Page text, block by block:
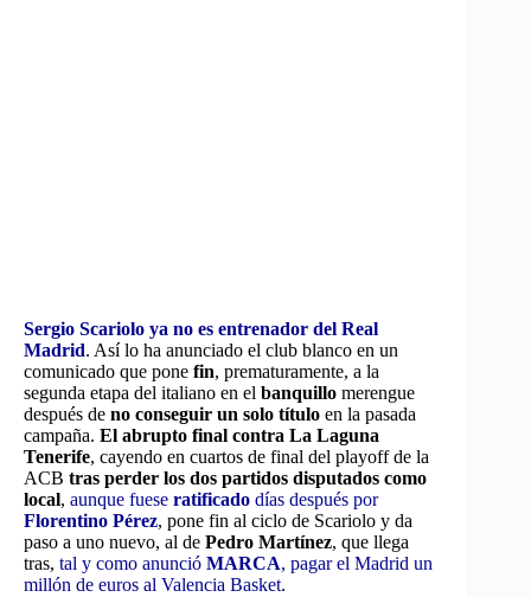
Sergio Scariolo ya no es entrenador del Real
Madrid. Así lo ha anunciado el club blanco en un
comunicado que pone fin, prematuramente, a la
segunda etapa del italiano en el banquillo merengue
después de no conseguir un solo título en la pasada
campaña. El abrupto final contra La Laguna
Tenerife, cayendo en cuartos de final del playoff de la
ACB tras perder los dos partidos disputados como
local, aunque fuese ratificado días después por
Florentino Pérez, pone fin al ciclo de Scariolo y da
paso a uno nuevo, al de Pedro Martínez, que llega
tras, tal y como anunció MARCA, pagar el Madrid un
millón de euros al Valencia Basket.